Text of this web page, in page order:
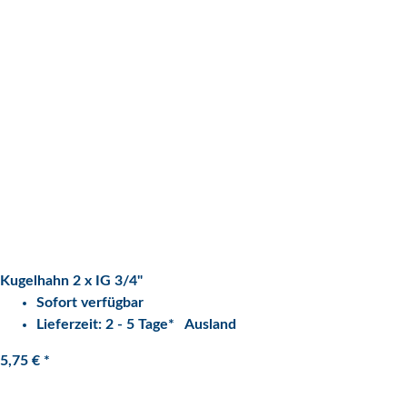
Kugelhahn 2 x IG 3/4"
Sofort verfügbar
Lieferzeit: 2 - 5 Tage* Ausland
5,75 € *